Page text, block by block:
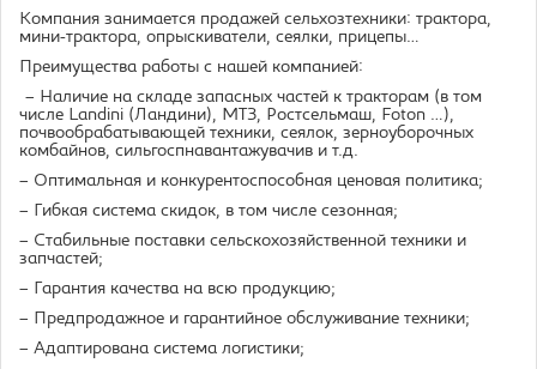
Компания занимается продажей сельхозтехники: трактора,
мини-трактора, опрыскиватели, сеялки, прицепы…
Преимущества работы с нашей компанией:
– Наличие на складе запасных частей к тракторам (в том
числе Landini (Ландини), МТЗ, Ростсельмаш, Foton …),
почвообрабатывающей техники, сеялок, зерноуборочных
комбайнов, сильгоспнавантажувачив и т.д.
– Оптимальная и конкурентоспособная ценовая политика;
– Гибкая система скидок, в том числе сезонная;
– Стабильные поставки сельскохозяйственной техники и
запчастей;
– Гарантия качества на всю продукцию;
– Предпродажное и гарантийное обслуживание техники;
– Адаптирована система логистики;